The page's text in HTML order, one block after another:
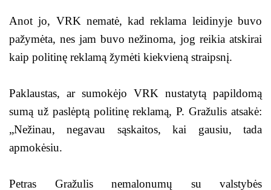
Anot jo, VRK nematė, kad reklama leidinyje buvo
pažymėta, nes jam buvo nežinoma, jog reikia atskirai
kaip politinę reklamą žymėti kiekvieną straipsnį.
Paklaustas, ar sumokėjo VRK nustatytą papildomą
sumą už paslėptą politinę reklamą, P. Gražulis atsakė:
„Nežinau, negavau sąskaitos, kai gausiu, tada
apmokėsiu.
Petras Gražulis nemalonumų su valstybės